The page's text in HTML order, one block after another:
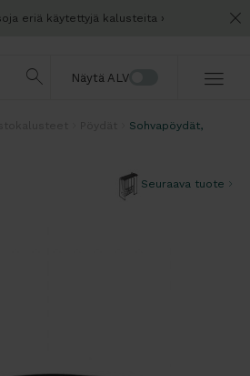
eriä käytettyjä kalusteita
Näytä ALV
Sohvapöydät,
Seuraava tuote